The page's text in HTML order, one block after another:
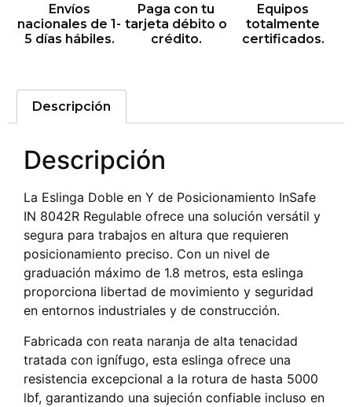
Envíos
nacionales de 1-
5 días hábiles.
Paga con tu
tarjeta débito o
crédito.
Equipos
totalmente
certificados.
Descripción
Descripción
La Eslinga Doble en Y de Posicionamiento InSafe
IN 8042R Regulable ofrece una solución versátil y
segura para trabajos en altura que requieren
posicionamiento preciso. Con un nivel de
graduación máximo de 1.8 metros, esta eslinga
proporciona libertad de movimiento y seguridad
en entornos industriales y de construcción.
Fabricada con reata naranja de alta tenacidad
tratada con ignífugo, esta eslinga ofrece una
resistencia excepcional a la rotura de hasta 5000
lbf, garantizando una sujeción confiable incluso en